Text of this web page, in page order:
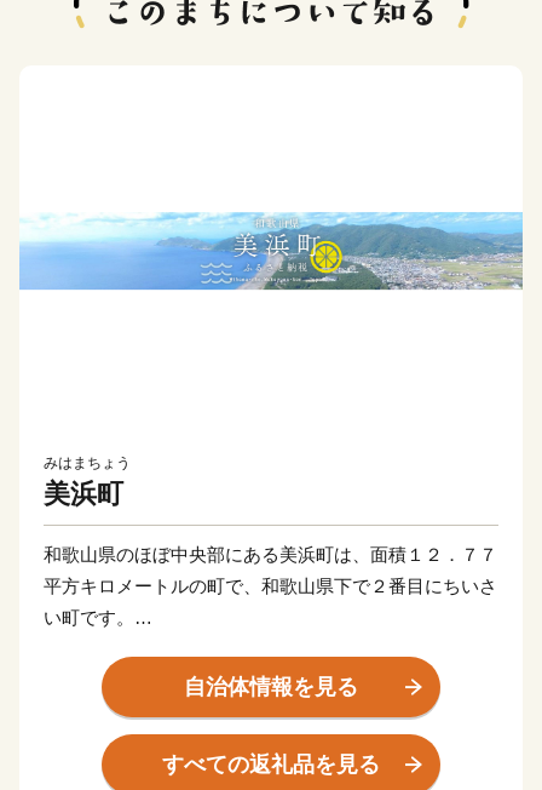
みはまちょう
美浜町
和歌山県のほぼ中央部にある美浜町は、面積１２．７７
平方キロメートルの町で、和歌山県下で２番目にちいさ
い町です。
当地は年間平均気温１６．６度と高く、最暖月で２７．
５度、最寒月で６．３度と温暖ですが、
年間平均降水量は１，８０９ミリで、以前から台風、水
害、高潮などの被害を数多く受けています。
自治体情報を見る
すべての返礼品を見る